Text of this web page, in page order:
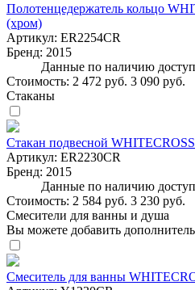
Полотенцедержатель кольцо
(хром)
Артикул: ER2254CR
Бренд: 2015
Данные по наличию
Стоимость: 2 472 руб. 3 090 руб.
Стаканы
Стакан подвесной
Артикул: ER2230CR
Бренд: 2015
Данные по наличию
Стоимость: 2 584 руб. 3 230 руб.
Смесители для ванны и душа
Вы можете добавить
Смеситель для ванны